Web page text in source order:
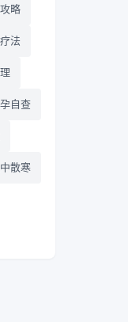
略
法
自查
散寒